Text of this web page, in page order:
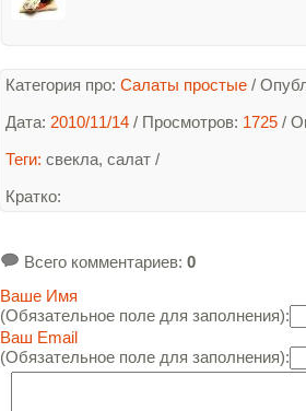
Категория про: Салаты простые /
Дата: 2010/11/14 / Просмотров: 1725 /
Теги: свекла, салат /
Кратко:
Всего комментариев: 0
Ваше Имя
(Обязательное поле для заполнения):
Ваш Email
(Обязательное поле для заполнения):